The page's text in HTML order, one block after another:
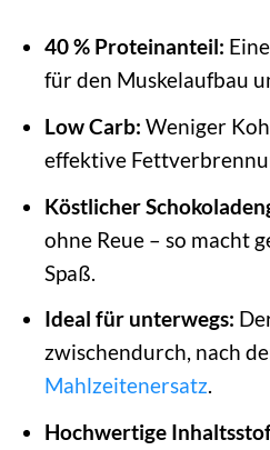
40 % Proteinanteil:
für den Muskelaufbau
Low Carb: Weniger
effektive
Köstlicher
ohne Reue – so macht
Spaß.
Ideal für unterwegs:
zwischendurch, nach
Mahlzeitenersatz.
Hochwertige